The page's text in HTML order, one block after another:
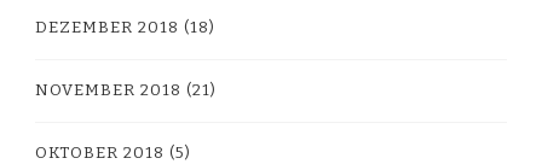
DEZEMBER 2018 (18)
NOVEMBER 2018 (21)
OKTOBER 2018 (5)